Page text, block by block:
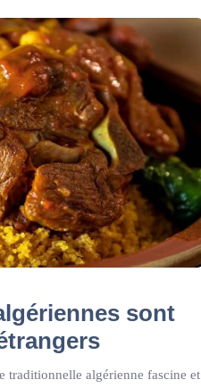
sont
traditionnelle algérienne fascine et